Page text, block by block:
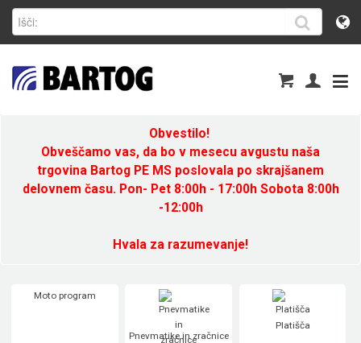
Obvestilo!
Obveščamo vas, da bo v mesecu avgustu naša
trgovina Bartog PE MS poslovala po skrajšanem
delovnem času. Pon- Pet 8:00h - 17:00h Sobota 8:00h
-12:00h
Hvala za razumevanje!
Moto program
Pnevmatike in zračnice
Platišča